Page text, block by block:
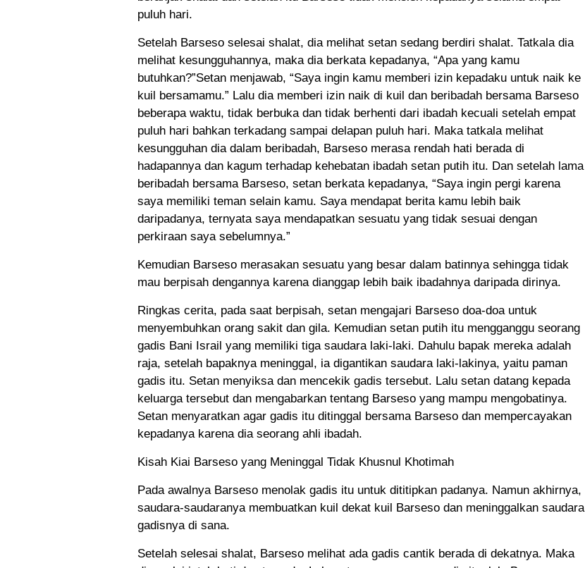
puluh hari.
Setelah Barseso selesai shalat, dia melihat setan sedang berdiri shalat. Tatkala dia
melihat kesungguhannya, maka dia berkata kepadanya, “Apa yang kamu
butuhkan?”Setan menjawab, “Saya ingin kamu memberi izin kepadaku untuk naik ke
kuil bersamamu.” Lalu dia memberi izin naik di kuil dan beribadah bersama Barseso
beberapa waktu, tidak berbuka dan tidak berhenti dari ibadah kecuali setelah empat
puluh hari bahkan terkadang sampai delapan puluh hari. Maka tatkala melihat
kesungguhan dia dalam beribadah, Barseso merasa rendah hati berada di
hadapannya dan kagum terhadap kehebatan ibadah setan putih itu. Dan setelah lama
beribadah bersama Barseso, setan berkata kepadanya, “Saya ingin pergi karena
saya memiliki teman selain kamu. Saya mendapat berita kamu lebih baik
daripadanya, ternyata saya mendapatkan sesuatu yang tidak sesuai dengan
perkiraan saya sebelumnya.”
Kemudian Barseso merasakan sesuatu yang besar dalam batinnya sehingga tidak
mau berpisah dengannya karena dianggap lebih baik ibadahnya daripada dirinya.
Ringkas cerita, pada saat berpisah, setan mengajari Barseso doa-doa untuk
menyembuhkan orang sakit dan gila. Kemudian setan putih itu mengganggu seorang
gadis Bani Israil yang memiliki tiga saudara laki-laki. Dahulu bapak mereka adalah
raja, setelah bapaknya meninggal, ia digantikan saudara laki-lakinya, yaitu paman
gadis itu. Setan menyiksa dan mencekik gadis tersebut. Lalu setan datang kepada
keluarga tersebut dan mengabarkan tentang Barseso yang mampu mengobatinya.
Setan menyaratkan agar gadis itu ditinggal bersama Barseso dan mempercayakan
kepadanya karena dia seorang ahli ibadah.
Kisah Kiai Barseso yang Meninggal Tidak Khusnul Khotimah
Pada awalnya Barseso menolak gadis itu untuk dititipkan padanya. Namun akhirnya,
saudara-saudaranya membuatkan kuil dekat kuil Barseso dan meninggalkan saudara
gadisnya di sana.
Setelah selesai shalat, Barseso melihat ada gadis cantik berada di dekatnya. Maka